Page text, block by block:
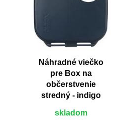
Náhradné viečko
pre Box na
občerstvenie
stredný - indigo
skladom